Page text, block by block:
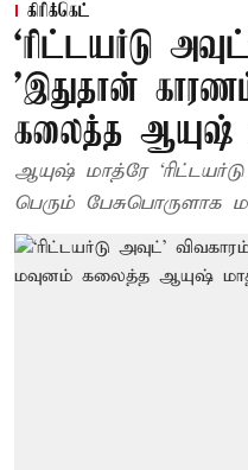
கிரிக்கெட்
‘ரிட்டயர்டு
’இதுதான்
கலைத்த ஆயுஷ்
ஆயுஷ் மாத்ரே
பெரும் பேசுபொருளாக